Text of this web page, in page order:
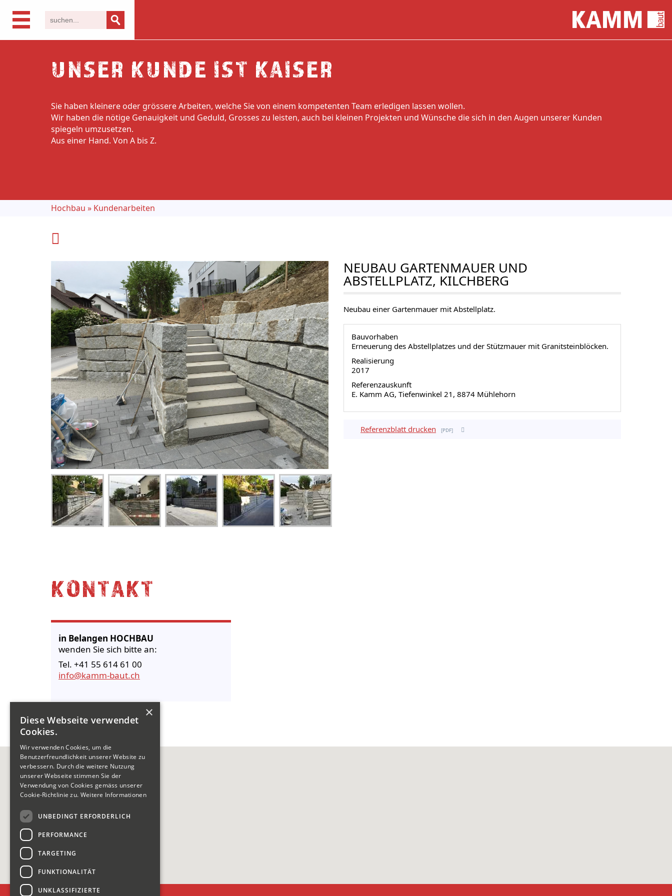
UNSER KUNDE IST KAISER
Sie haben kleinere oder grössere Arbeiten, welche Sie von einem kompetenten Team erledigen lassen wollen.
Wir haben die nötige Genauigkeit und Geduld, Grosses zu leisten, auch bei kleinen Projekten und Wünsche die sich in den Augen unserer Kunden
spiegeln umzusetzen.
Aus einer Hand. Von A bis Z.
Hochbau » Kundenarbeiten
NEUBAU GARTENMAUER UND
ABSTELLPLATZ, KILCHBERG
Neubau einer Gartenmauer mit Abstellplatz.
Bauvorhaben
Erneuerung des Abstellplatzes und der Stützmauer mit Granitsteinblöcken.
Realisierung
2017
Referenzauskunft
E. Kamm AG, Tiefenwinkel 21, 8874 Mühlehorn
Referenzblatt drucken pdf
KONTAKT
in Belangen HOCHBAU
wenden Sie sich bitte an:
Tel. +41 55 614 61 00
info@kamm-baut.ch
×
Diese Webseite verwendet
Cookies.
Wir verwenden Cookies, um die
Benutzerfreundlichkeit unserer Website zu
verbessern. Durch die weitere Nutzung
unserer Webseite stimmen Sie der
Verwendung von Cookies gemäss unserer
Cookie-Richtlinie zu. Weitere Informationen
UNBEDINGT ERFORDERLICH
PERFORMANCE
TARGETING
FUNKTIONALITÄT
UNKLASSIFIZIERTE